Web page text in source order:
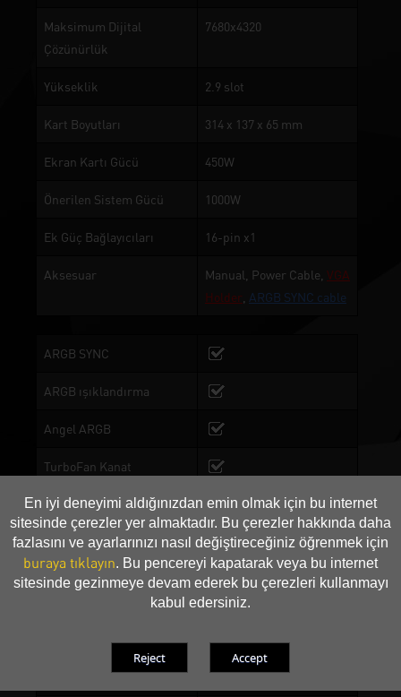
En iyi deneyimi aldığınızdan emin olmak için bu internet
sitesinde çerezler yer almaktadır. Bu çerezler hakkında daha
fazlasını ve ayarlarınızı nasıl değiştireceğiniz öğrenmek için
buraya tıklayın. Bu pencereyi kapatarak veya bu internet
sitesinde gezinmeye devam ederek bu çerezleri kullanmayı
kabul edersiniz.
Maksimum Dijital
Çözünürlük
7680x4320
Yükseklik 2.9 slot
Kart Boyutları 314 x 137 x 65 mm
Ekran Kartı Gücü 450W
Önerilen Sistem Gücü 1000W
Ek Güç Bağlayıcıları 16-pin x1
Aksesuar Manual, Power Cable, VGA
Holder ARGB SYNC cable
ARGB SYNC
ARGB ışıklandırma
Angel ARGB
TurboFan Kanat
2 Rulman
Bakır Taban
Çift BIOS
BIOS 1: Performance
Mode, BIOS 2:Silent Mode